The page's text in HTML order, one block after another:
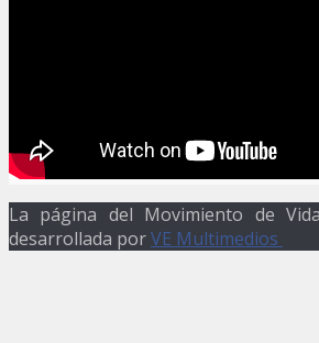
La página del Movimiento de
desarrollada porVE Multimedios